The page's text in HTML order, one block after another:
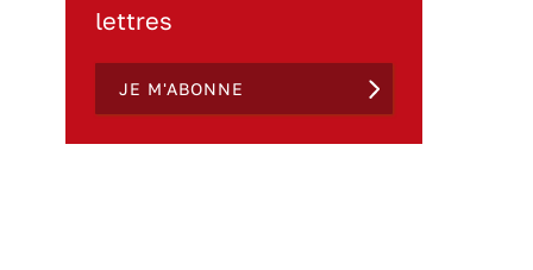
lettres
JE M'ABONNE